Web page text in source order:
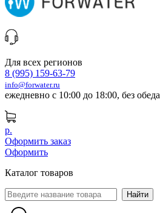
Для всех регионов
8 (995) 159-63-79
info@forwater.ru
ежедневно с 10:00 до 18:00, без обеда
р.
Оформить заказ
Оформить
Каталог товаров